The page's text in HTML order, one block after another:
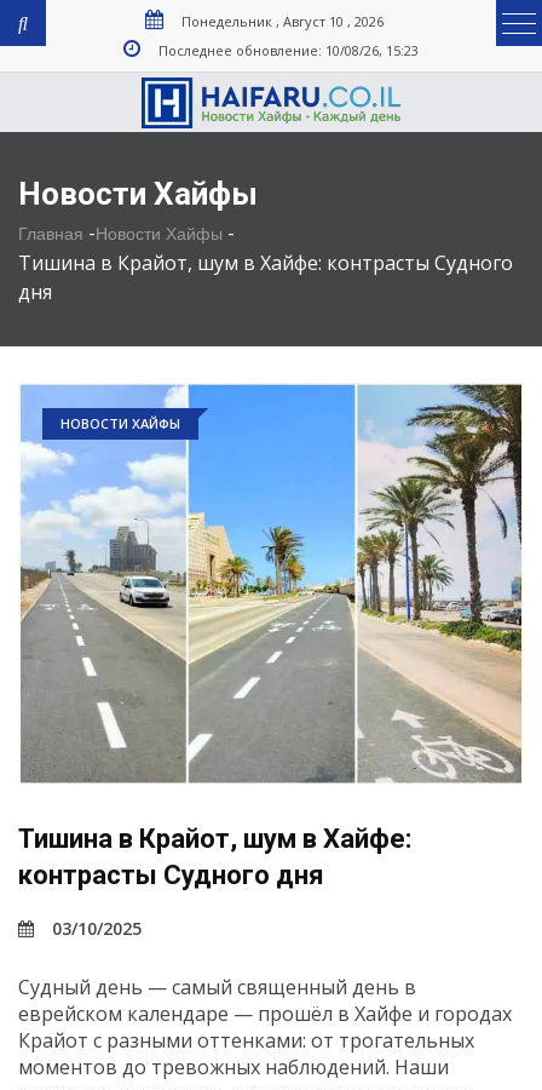
Понедельник , Август 10 , 2026
Последнее обновление: 10/08/26, 15:23
Новости Хайфы
Главная -Новости Хайфы -
Тишина в Крайот, шум в Хайфе: контрасты Судного
дня
НОВОСТИ ХАЙФЫ
Тишина в Крайот, шум в Хайфе:
контрасты Судного дня
03/10/2025
Судный день — самый священный день в
еврейском календаре — прошёл в Хайфе и городах
Крайот с разными оттенками: от трогательных
моментов до тревожных наблюдений. Наши